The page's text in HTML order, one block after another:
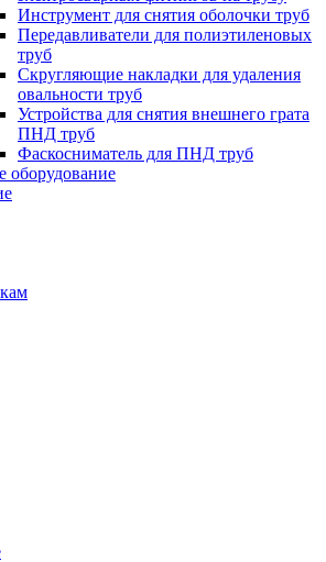
Инструмент для снятия оболочки труб
Передавливатели для полиэтиленовых
труб
Скругляющие накладки для удаления
овальности труб
Устройства для снятия внешнего грата
ПНД труб
Фаскосниматель для ПНД труб
оборудование